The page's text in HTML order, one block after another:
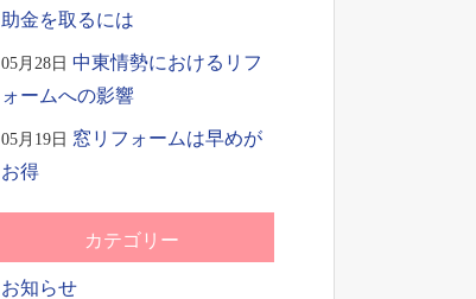
助金を取るには
05月28日 中東情勢におけるリフ
ォームへの影響
05月19日 窓リフォームは早めが
お得
カテゴリー
お知らせ